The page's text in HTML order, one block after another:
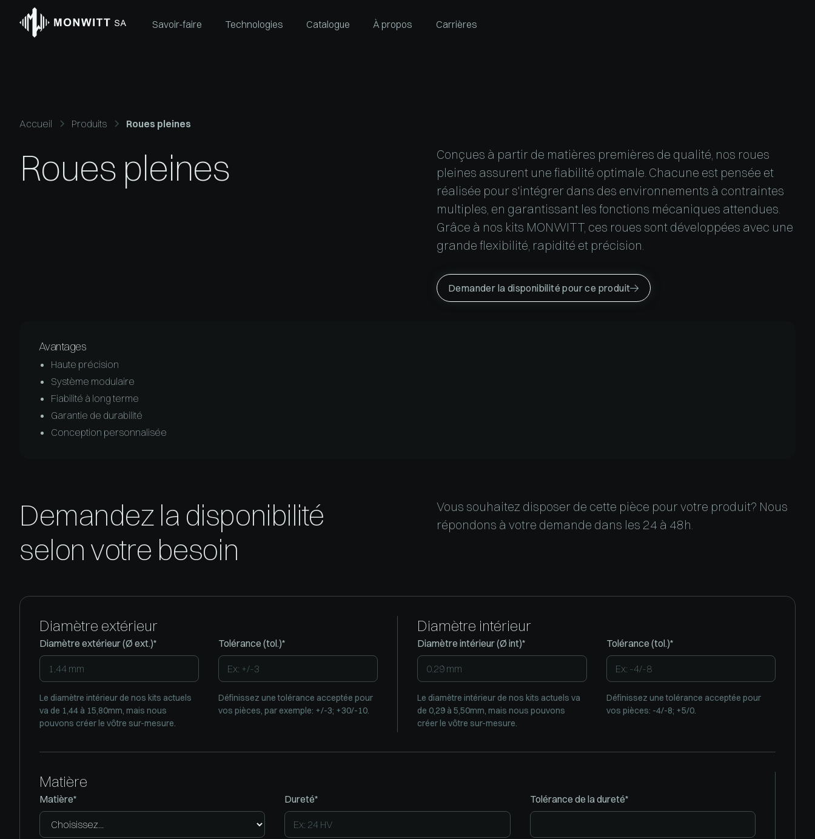
Savoir-faire Technologies Catalogue À propos Carrières
Accueil Produits Roues pleines
Roues pleines
Conçues à partir de matières premières de qualité, nos roues
pleines assurent une fiabilité optimale. Chacune est pensée et
réalisée pour s'intégrer dans des environnements à contraintes
multiples, en garantissant les fonctions mécaniques attendues.
Grâce à nos kits MONWITT, ces roues sont développées avec une
grande flexibilité, rapidité et précision.
Demander la disponibilité pour ce produit
Avantages
Haute précision
Système modulaire
Fiabilité à long terme
Garantie de durabilité
Conception personnalisée
Demandez la disponibilité
selon votre besoin
Vous souhaitez disposer de cette pièce pour votre produit? Nous
répondons à votre demande dans les 24 à 48h.
Diamètre extérieur
Diamètre extérieur (Ø ext.)*
Le diamètre intérieur de nos kits actuels
va de 1,44 à 15,80mm, mais nous
pouvons créer le vôtre sur-mesure.
Tolérance (tol.)*
Définissez une tolérance acceptée pour
vos pièces, par exemple: +/-3; +30/-10.
Diamètre intérieur
Diamètre intérieur (Ø int)*
Le diamètre intérieur de nos kits actuels va
de 0,29 à 5,50mm, mais nous pouvons
créer le vôtre sur-mesure.
Tolérance (tol.)*
Définissez une tolérance acceptée pour
vos pièces: -4/-8; +5/0.
Matière
Matière* Dureté* Tolérance de la dureté*